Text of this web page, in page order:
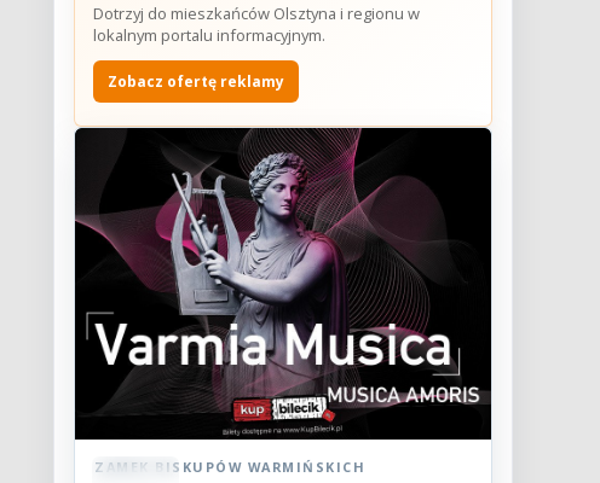
Dotrzyj do mieszkańców Olsztyna i regionu w
lokalnym portalu informacyjnym.
Zobacz ofertę reklamy
Koncert
ZAMEK BISKUPÓW WARMIŃSKICH